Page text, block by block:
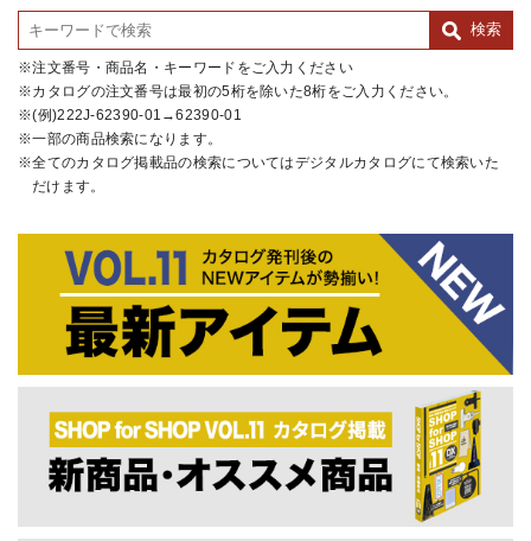
注文番号・商品名・キーワードをご入力ください
カタログの注文番号は最初の5桁を除いた8桁をご入力ください。
(例)222J-62390-01→62390-01
一部の商品検索になります。
全てのカタログ掲載品の検索についてはデジタルカタログにて検索いた
だけます。